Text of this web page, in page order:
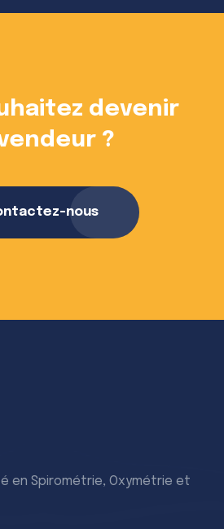
devenir
?
nous
en Spirométrie, Oxymétrie et